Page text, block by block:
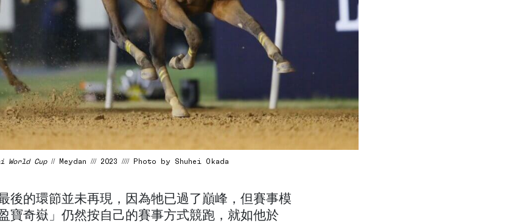
World Cup// Meydan /// 2023 //// Photo by Shuhei Okada
後的環節並未再現，因為牠已過了巔峰，但賽事模
寶奇嶽」仍然按自己的賽事方式競跑，就如他於